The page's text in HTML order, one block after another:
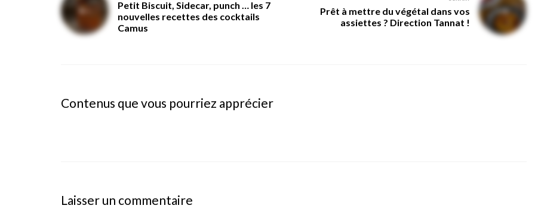
de
l’article
Petit Biscuit, Sidecar, punch … les 7
nouvelles recettes des cocktails
Camus
Prêt à mettre du végétal dans vos
assiettes ? Direction Tannat !
Contenus que vous pourriez apprécier
Laisser un commentaire